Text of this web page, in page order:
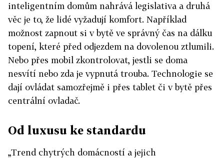
inteligentním domům nahrává legislativa a druhá
věc je to, že lidé vyžadují komfort. Například
možnost zapnout si v bytě ve správný čas na dálku
topení, které před odjezdem na dovolenou ztlumili.
Nebo přes mobil zkontrolovat, jestli se doma
nesvítí nebo zda je vypnutá trouba. Technologie se
dají ovládat samozřejmě i přes tablet či v bytě přes
centrální ovladač.
Od luxusu ke standardu
„Trend chytrých domácností a jejich